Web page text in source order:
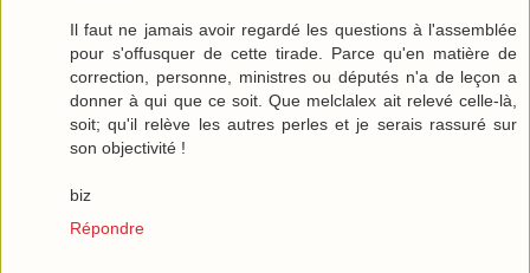
Il faut ne jamais avoir regardé les questions à l'assemblée
pour s'offusquer de cette tirade. Parce qu'en matière de
correction, personne, ministres ou députés n'a de leçon a
donner à qui que ce soit. Que melclalex ait relevé celle-là,
soit; qu'il relève les autres perles et je serais rassuré sur
son objectivité !
biz
Répondre